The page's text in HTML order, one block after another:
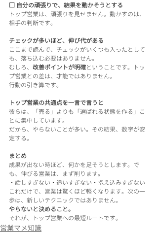
□ 自分の頑張りで、結果を動かそうとする
トップ営業は、頑張りを見せません。動かすのは、
相手の判断です。
チェックが多いほど、伸び代がある
ここまで読んで、チェックがいくつも入ったとして
も、落ち込む必要はありません。
むしろ、 改善ポイントが明確ということです。トッ
プ営業との差は、才能ではありません。
行動の引き算です。
トップ営業の共通点を一言で言うと
彼らは、「売る」よりも「選ばれる状態を作る」こ
とに集中しています。
だから、やらないことが多い。その結果、数字が安
定する。
まとめ
成果が出ない時ほど、何かを足そうとします。で
も、伸びる営業は、まず削ります。
・話しすぎない・追いすぎない・抱え込みすぎない
これだけで、営業は驚くほど軽くなります。次の一
歩は、新しいテクニックではありません。
やらないと決めること。
それが、トップ営業への最短ルートです。
営業マメ知識